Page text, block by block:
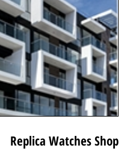
Replica Watches Shop